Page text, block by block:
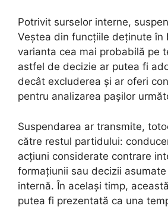
Potrivit surselor interne,
Veștea din funcțiile deținute în
varianta cea mai probabilă pe
astfel de decizie ar putea fi
decât excluderea și ar oferi
pentru analizarea pașilor
Suspendarea ar transmite,
către restul partidului:
acțiuni considerate contrare
formațiunii sau decizii
internă. În același timp,
putea fi prezentată ca una